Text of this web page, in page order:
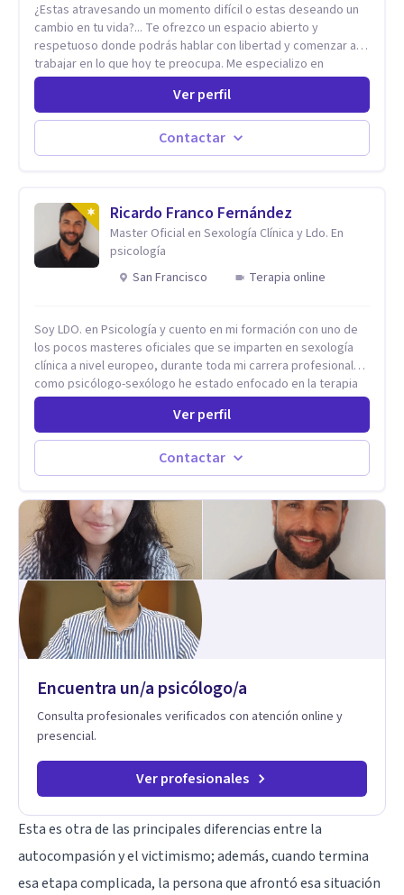
¿Estas atravesando un momento difícil o estas deseando un
cambio en tu vida?... Te ofrezco un espacio abierto y
respetuoso donde podrás hablar con libertad y comenzar a
trabajar en lo que hoy te preocupa. Me especializo en
Trastornos de Ansiedad y a lo largo de mi experiencia
profesional he acompañado a muchas Familias y Parejas con
distintas problemáticas como el manejo del estrés,
Autoestima, Gestión de la Ira, Depresión, Retos en la Crianza,
Codependencia, Celos, entre otros. Cuento con más de 12
Adolescentes y Adultos
Ver perfil
Contactar
Ricardo Franco Fernández
Master Oficial en Sexología Clínica y Ldo. En
psicología
San Francisco
Terapia online
Soy LDO. en Psicología y cuento en mi formación con uno de
los pocos masteres oficiales que se imparten en sexología
clínica a nivel europeo, durante toda mi carrera profesional
como psicólogo-sexólogo he estado enfocado en la terapia
sexual desde una perspectiva multidisciplinar BIO-PSICO-
SOCIAL ya que aunque las bases de mi trabajo son
psicológicas, si no se tienen en consideración otros factores
la terapia puede no funcionar al tener una visión demasiado
simplista, excluyendo de antemano otros factores que
mejora global de tu sexualidad, considerando cada caso
como algo particular e intentando adaptarme a tu situación
personal concreta. En especial mi ámbito de trabajo es la
disfunción eréctil, la eyaculación precoz y la falta de deseo
tanto en mujeres como en hombres. La sexualidad es de
enorme importancia tanto para el bienestar físico y mental
como a nivel personal para una buena autoestima y una
relación saludable de pareja.
Ver perfil
Contactar
Encuentra un/a psicólogo/a
Consulta profesionales verificados con atención online y
presencial.
Ver profesionales
Esta es otra de las principales diferencias entre la
autocompasión y el victimismo; además, cuando termina
esa etapa complicada, la persona que afrontó esa situación